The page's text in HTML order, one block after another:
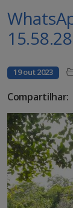
15.58.28
19 out 2023
Compartilhar: